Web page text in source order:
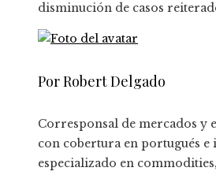
disminución de casos
Por Robert Delgado
Corresponsal de mercados y
con cobertura en portugués e
especializado en commodities,